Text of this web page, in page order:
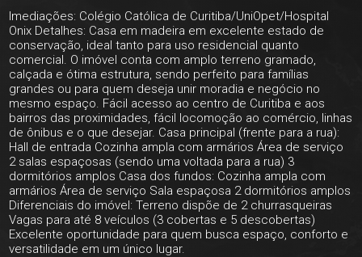
Imediações: Colégio Católica de Curitiba/UniOpet/Hospital
Onix Detalhes: Casa em madeira em excelente estado de
conservação, ideal tanto para uso residencial quanto
comercial. O imóvel conta com amplo terreno gramado,
calçada e ótima estrutura, sendo perfeito para famílias
grandes ou para quem deseja unir moradia e negócio no
mesmo espaço. Fácil acesso ao centro de Curitiba e aos
bairros das proximidades, fácil locomoção ao comércio, linhas
de ônibus e o que desejar. Casa principal (frente para a rua):
Hall de entrada Cozinha ampla com armários Área de serviço
2 salas espaçosas (sendo uma voltada para a rua) 3
dormitórios amplos Casa dos fundos: Cozinha ampla com
armários Área de serviço Sala espaçosa 2 dormitórios amplos
Diferenciais do imóvel: Terreno dispõe de 2 churrasqueiras
Vagas para até 8 veículos (3 cobertas e 5 descobertas)
Excelente oportunidade para quem busca espaço, conforto e
versatilidade em um único lugar.